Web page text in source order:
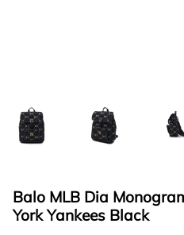
Balo MLB Dia
York Yankees Black